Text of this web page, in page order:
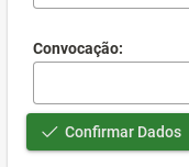
Convocação:
Confirmar Dados